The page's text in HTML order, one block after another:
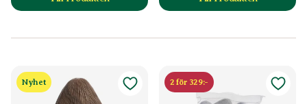
till Dekorationspäron produktsida till
Nyhet 2 för 329:-